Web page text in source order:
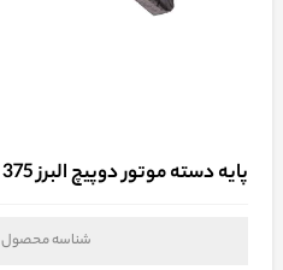
پایه دسته موتور دوپیچ البرز 375 ایرانی
شناسه محصول